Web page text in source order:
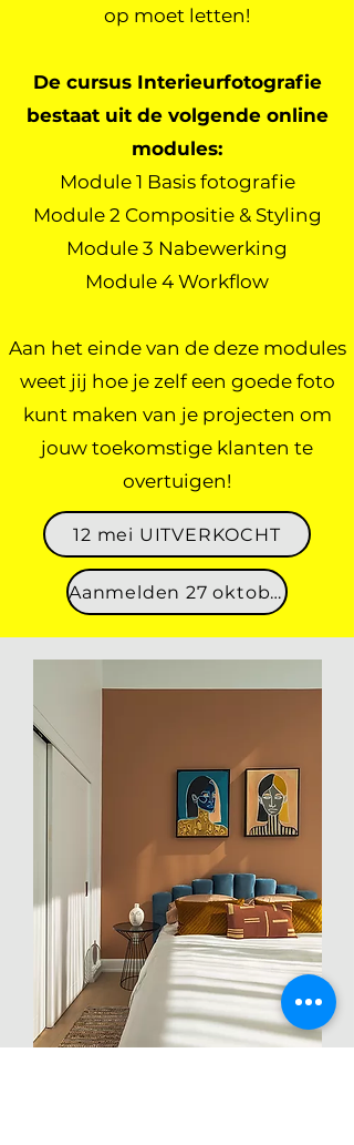
op moet letten!
De cursus Interieurfotografie
bestaat uit de volgende online
modules:
Module 1 Basis fotografie
Module 2 Compositie & Styling
Module 3 Nabewerking
Module 4 Workflow
Aan het einde van de deze modules
weet jij hoe je zelf een goede foto
kunt maken van je projecten om
jouw toekomstige klanten te
overtuigen!
12 mei UITVERKOCHT
Aanmelden 27 oktober